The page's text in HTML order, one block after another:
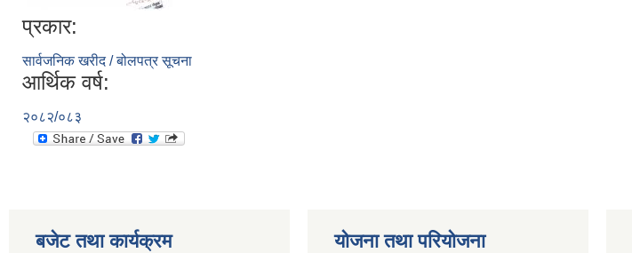
प्रकार:
सार्वजनिक खरीद / बोलपत्र सूचना
आर्थिक वर्ष:
२०८२/०८३
बजेट तथा कार्यक्रम योजना तथा परियोजना